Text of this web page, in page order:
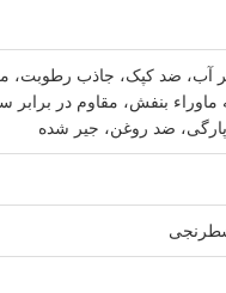
آب، ضد کپک، جاذب رطوبت،
بنفش، مقاوم در برابر
پارگی، ضد روغن، جیر شده